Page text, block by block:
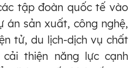
tập đoàn quốc tế vào
án sản xuất, công nghệ,
tử, du lịch-dịch vụ chất
thiện năng lực cạnh